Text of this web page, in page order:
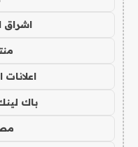
اشراق
اعلانات
باك